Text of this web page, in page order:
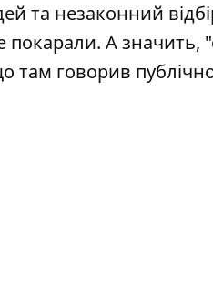
та незаконний
покарали. А
там говорив